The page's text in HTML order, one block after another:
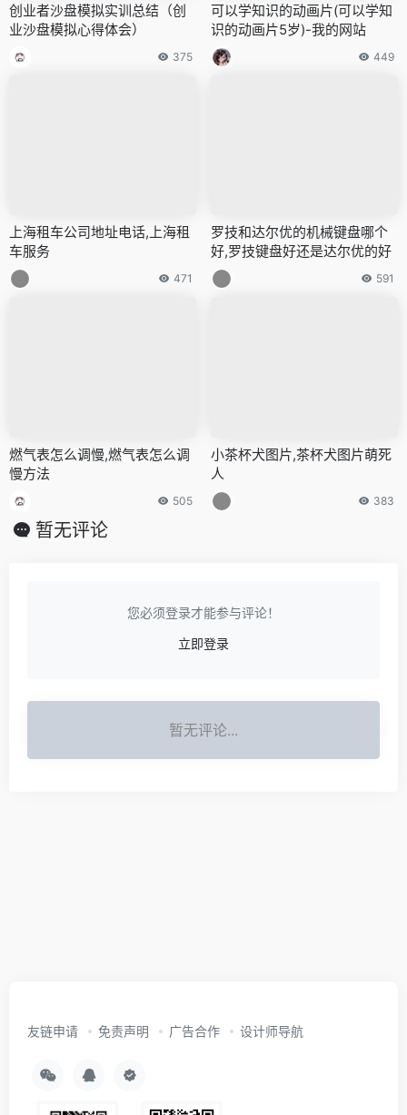
创业者沙盘模拟实训总结（创
业沙盘模拟心得体会）
375
可以学知识的动画片(可以学知
识的动画片5岁)-我的网站
449
上海租车公司地址电话,上海租
车服务
471
罗技和达尔优的机械键盘哪个
好,罗技键盘好还是达尔优的好
591
燃气表怎么调慢,燃气表怎么调
慢方法
505
小茶杯犬图片,茶杯犬图片萌死
人
383
暂无评论
您必须登录才能参与评论！
立即登录
暂无评论...
友链申请 免责声明 广告合作 设计师导航